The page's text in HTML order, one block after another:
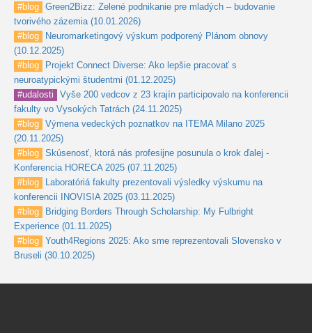
#blog Green2Bizz: Zelené podnikanie pre mladých – budovanie
tvorivého zázemia (10.01.2026)
#blog
Neuromarketingový výskum podporený Plánom obnovy
(10.12.2025)
#blog
Projekt Connect Diverse: Ako lepšie pracovať s
neuroatypickými študentmi (01.12.2025)
#udalosti
Vyše 200 vedcov z 23 krajín participovalo na konferencii
fakulty vo Vysokých Tatrách (24.11.2025)
#blog Výmena vedeckých poznatkov na ITEMA Milano 2025
(20.11.2025)
#blog Skúsenosť, ktorá nás profesijne posunula o krok ďalej -
Konferencia HORECA 2025 (07.11.2025)
#blog
Laboratóriá fakulty prezentovali výsledky výskumu na
konferencii INOVISIA 2025 (03.11.2025)
#blog
Bridging Borders Through Scholarship: My Fulbright
Experience (01.11.2025)
#blog Youth4Regions 2025: Ako sme reprezentovali Slovensko v
Bruseli (30.10.2025)